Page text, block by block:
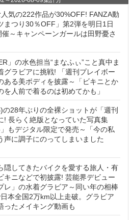
気の222作品が30%OFF! FANZA動
まつり30％OFF」第2弾を明日1日
～キャンペーンガールは田野憂さ
」の水色担当“まなふぃ”こと真中ま
グラビアに挑戦! 「週刊プレイボー
ある美ボディを披露～「ビキニとか
を人前で着るのは初めてかも」
28年ぶりの全裸ショットが「週刊
! 長らく絶版となっていた写真集
」もデジタル限定で発売～「今の私
声に調子にのってしまいました
隠してきたバイクを愛する旅人・有
キニなどで初披露! 芸能界デビュー
レ」の水着グラビア～同い年の相棒
日本全国2万km以上走破。グラビア
ったメイキング動画も